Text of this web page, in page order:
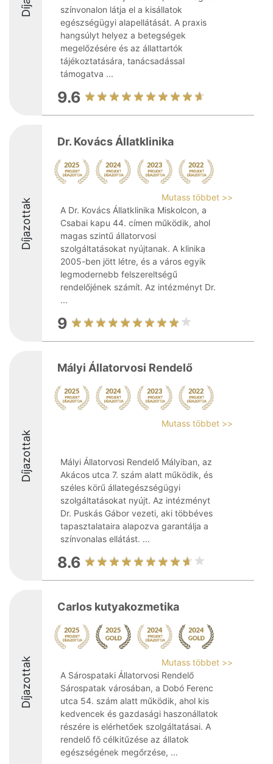
színvonalon látja el a kisállatok
egészségügyi alapellátását. A praxis
hangsúlyt helyez a betegségek
megelőzésére és az állattartók
tájékoztatására, tanácsadással
támogatva ...
9.6
Díjazottak
Dr. Kovács Állatklinika
Mutass többet >>
A Dr. Kovács Állatklinika Miskolcon, a
Csabai kapu 44. címen működik, ahol
magas szintű állatorvosi
szolgáltatásokat nyújtanak. A klinika
2005-ben jött létre, és a város egyik
legmodernebb felszereltségű
rendelőjének számít. Az intézményt Dr.
...
9
Díjazottak
Mályi Állatorvosi Rendelő
Mutass többet >>
Mályi Állatorvosi Rendelő Mályiban, az
Akácos utca 7. szám alatt működik, és
széles körű állategészségügyi
szolgáltatásokat nyújt. Az intézményt
Dr. Puskás Gábor vezeti, aki többéves
tapasztalataira alapozva garantálja a
színvonalas ellátást. ...
8.6
Díjazottak
Carlos kutyakozmetika
Mutass többet >>
A Sárospataki Állatorvosi Rendelő
Sárospatak városában, a Dobó Ferenc
utca 54. szám alatt működik, ahol kis
kedvencek és gazdasági haszonállatok
részére is elérhetőek szolgáltatásai. A
rendelő fő célkitűzése az állatok
egészségének megőrzése, ...